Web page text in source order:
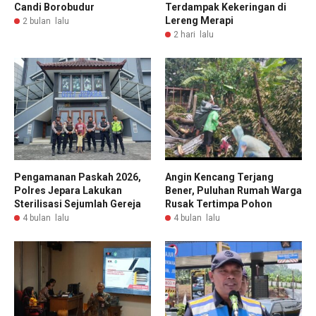
Candi Borobudur
2 bulan lalu
Terdampak Kekeringan di
Lereng Merapi
2 hari lalu
Pengamanan Paskah 2026,
Polres Jepara Lakukan
Sterilisasi Sejumlah Gereja
4 bulan lalu
Angin Kencang Terjang
Bener, Puluhan Rumah Warga
Rusak Tertimpa Pohon
4 bulan lalu